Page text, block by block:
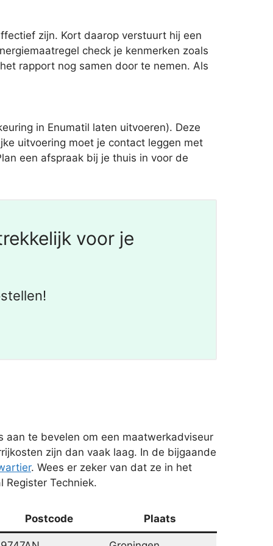
zijn. Kort daarop verstuurt hij een
check je kenmerken zoals
rapport nog samen door te nemen. Als
in Enumatil laten uitvoeren). Deze
uitvoering moet je contact leggen met
een afspraak bij je thuis in voor de
voor je
te bevelen om een maatwerkadviseur
zijn dan vaak laag. In de bijgaande
. Wees er zeker van dat ze in het
Techniek.
Postcode Plaats